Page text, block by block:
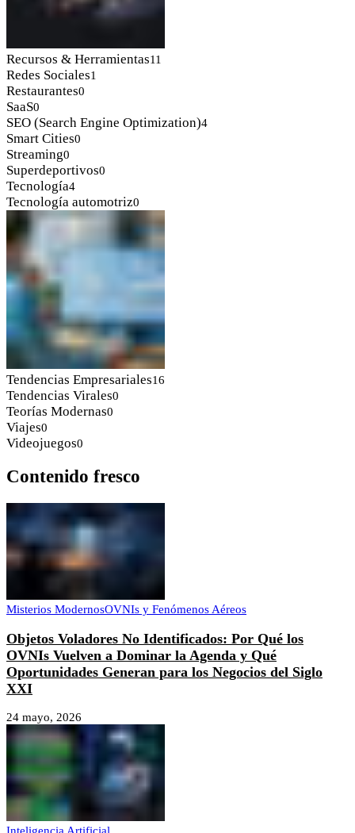
Recursos & Herramientas11
Redes Sociales1
Restaurantes0
SaaS0
SEO (Search Engine Optimization)4
Smart Cities0
Streaming0
Superdeportivos0
Tecnología4
Tecnología automotriz0
Tendencias Empresariales16
Tendencias Virales0
Teorías Modernas0
Viajes0
Videojuegos0
Contenido fresco
Misterios ModernosOVNIs y Fenómenos Aéreos
Objetos Voladores No Identificados: Por Qué los
OVNIs Vuelven a Dominar la Agenda y Qué
Oportunidades Generan para los Negocios del Siglo
XXI
24 mayo, 2026